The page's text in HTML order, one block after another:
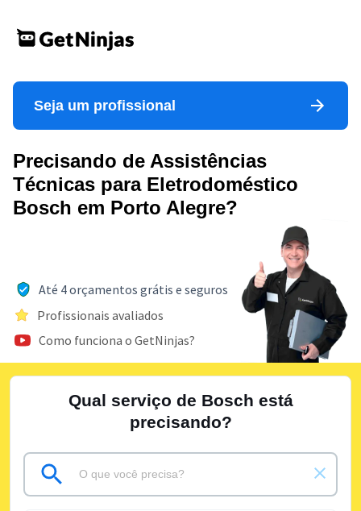
Seja um profissional
Precisando de Assistências
Técnicas para Eletrodoméstico
Bosch em Porto Alegre?
Até 4 orçamentos grátis e seguros
Profissionais avaliados
Como funciona o GetNinjas?
Qual serviço de Bosch está
precisando?